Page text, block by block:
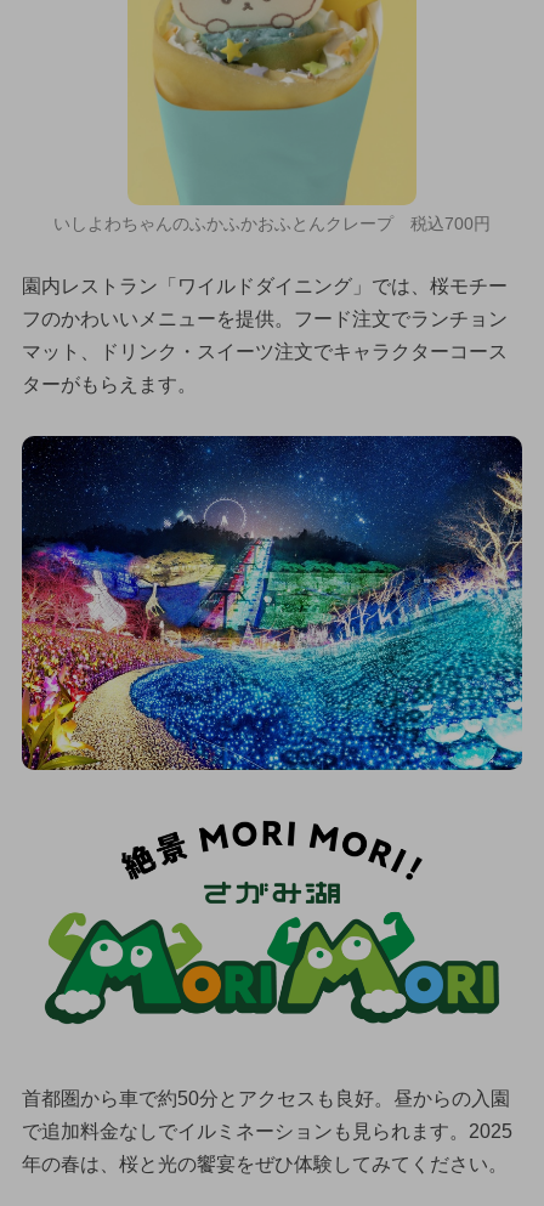
いしよわちゃんのふかふかおふとんクレープ 税込700円
園内レストラン「ワイルドダイニング」では、桜モチー
フのかわいいメニューを提供。フード注文でランチョン
マット、ドリンク・スイーツ注文でキャラクターコース
ターがもらえます。
首都圏から車で約50分とアクセスも良好。昼からの入園
で追加料金なしでイルミネーションも見られます。2025
年の春は、桜と光の饗宴をぜひ体験してみてください。